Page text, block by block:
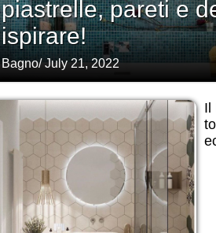
piastrelle, pareti e
ispirare!
Bagno/July 21, 2022
Il